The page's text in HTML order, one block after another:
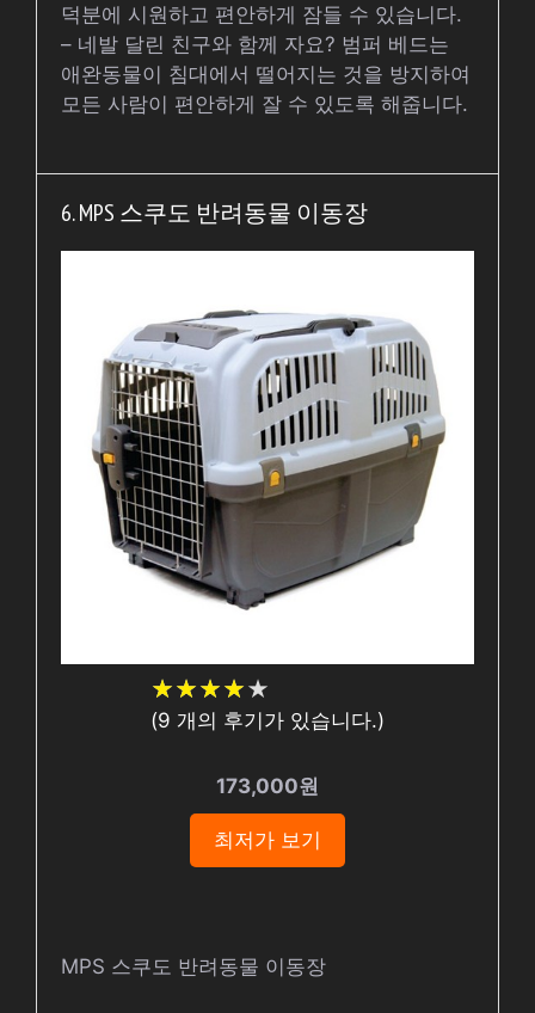
덕분에 시원하고 편안하게 잠들 수 있습니다.
– 네발 달린 친구와 함께 자요? 범퍼 베드는
애완동물이 침대에서 떨어지는 것을 방지하여
모든 사람이 편안하게 잘 수 있도록 해줍니다.
6. MPS 스쿠도 반려동물 이동장
★★★★★
★★★★★
(9 개의 후기가 있습니다.)
173,000원
최저가 보기
MPS 스쿠도 반려동물 이동장